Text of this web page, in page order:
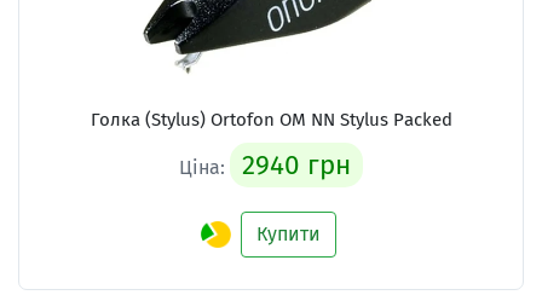
Голка (Stylus) Ortofon OM NN Stylus Packed
Ціна: 2940 грн
Купити